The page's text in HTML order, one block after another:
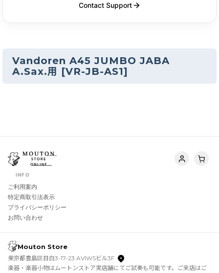
Vandoren A45 JUMBO JABA
A.Sax.用
[VR-JB-AS1]
Contact Support
INFO
ご利用案内
特定商取引法表示
プライバシーポリシー
お問い合わせ
Mouton Store
東京都豊島区目白3-17-23 AVIWSビル3F
楽器・楽器小物はムートンストア実店舗にてご試奏も可能です。ご来店はご